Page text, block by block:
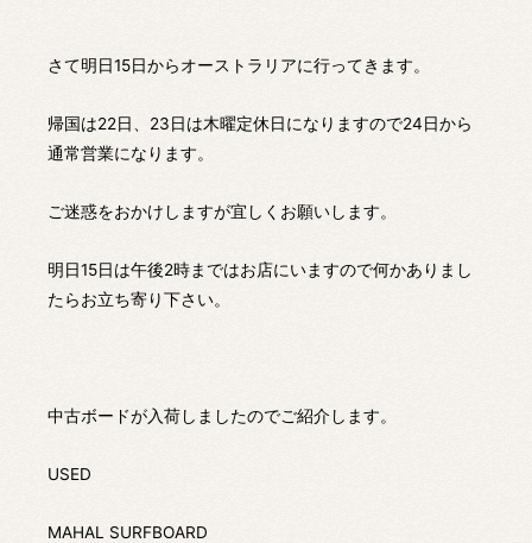
さて明日15日からオーストラリアに行ってきます。
帰国は22日、23日は木曜定休日になりますので24日から
通常営業になります。
ご迷惑をおかけしますが宜しくお願いします。
明日15日は午後2時まではお店にいますので何かありまし
たらお立ち寄り下さい。
中古ボードが入荷しましたのでご紹介します。
USED
MAHAL SURFBOARD